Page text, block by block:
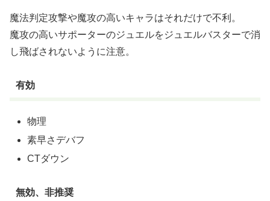
魔法判定攻撃や魔攻の高いキャラはそれだけで不利。
魔攻の高いサポーターのジュエルをジュエルバスターで消
し飛ばされないように注意。
有効
物理
素早さデバフ
CTダウン
無効、非推奨